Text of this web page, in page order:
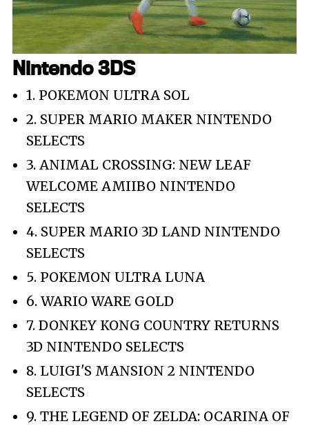
Unmute /
Loaded:
39.73%
Nintendo 3DS
1. POKEMON ULTRA SOL
2. SUPER MARIO MAKER NINTENDO
SELECTS
3. ANIMAL CROSSING: NEW LEAF
WELCOME AMIIBO NINTENDO
SELECTS
4. SUPER MARIO 3D LAND NINTENDO
SELECTS
5. POKEMON ULTRA LUNA
6. WARIO WARE GOLD
7. DONKEY KONG COUNTRY RETURNS
3D NINTENDO SELECTS
8. LUIGI'S MANSION 2 NINTENDO
SELECTS
9. THE LEGEND OF ZELDA: OCARINA OF